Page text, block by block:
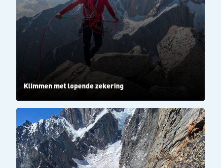
Klimmen met lopende zekering